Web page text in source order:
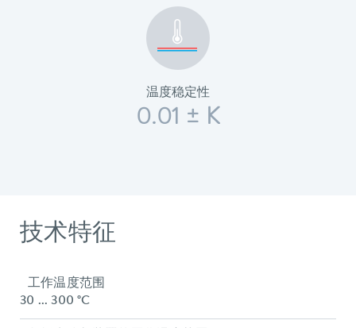
温度稳定性
0.01 ± K
技术特征
工作温度范围
30 ... 300 °C